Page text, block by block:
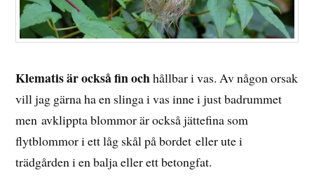
Klematis är också fin ochhållbar i vas. Av någon orsak
vill jag gärna ha en slinga i vas inne i just badrummet
men avklippta blommor är också jättefina som
flytblommor i ett låg skål på bordet eller ute i
trädgården i en balja eller ett betongfat.